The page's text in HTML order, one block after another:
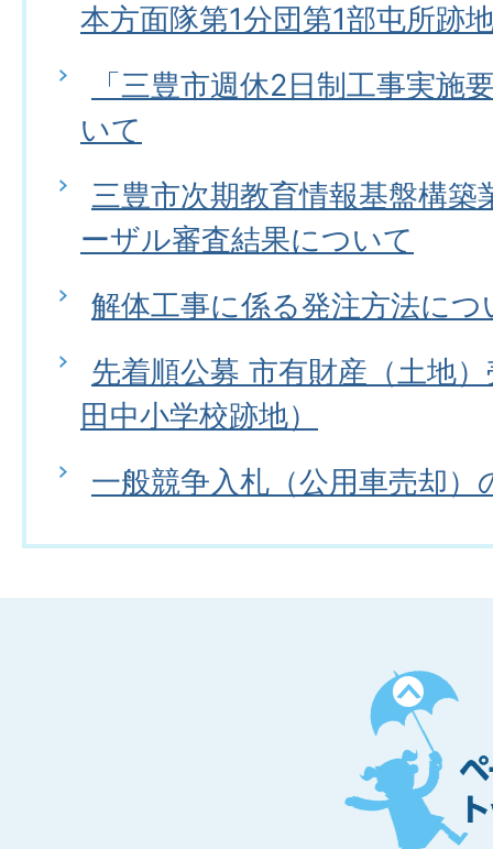
本方面隊第1分団第1部屯所跡
「三豊市週休2日制工事実施
いて
三豊市次期教育情報基盤構
ーザル審査結果について
解体工事に係る発注方法に
先着順公募 市有財産（土地
田中小学校跡地）
一般競争入札（公用車売却）
ペ
ー
ジ
ト